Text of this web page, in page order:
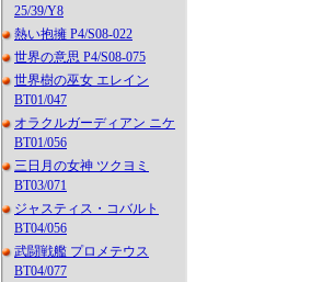
25/39/Y8
熱い抱擁 P4/S08-022
世界の意思 P4/S08-075
世界樹の巫女 エレイン
BT01/047
オラクルガーディアン ニケ
BT01/056
三日月の女神 ツクヨミ
BT03/071
ジャスティス・コバルト
BT04/056
武闘戦艦 プロメテウス
BT04/077